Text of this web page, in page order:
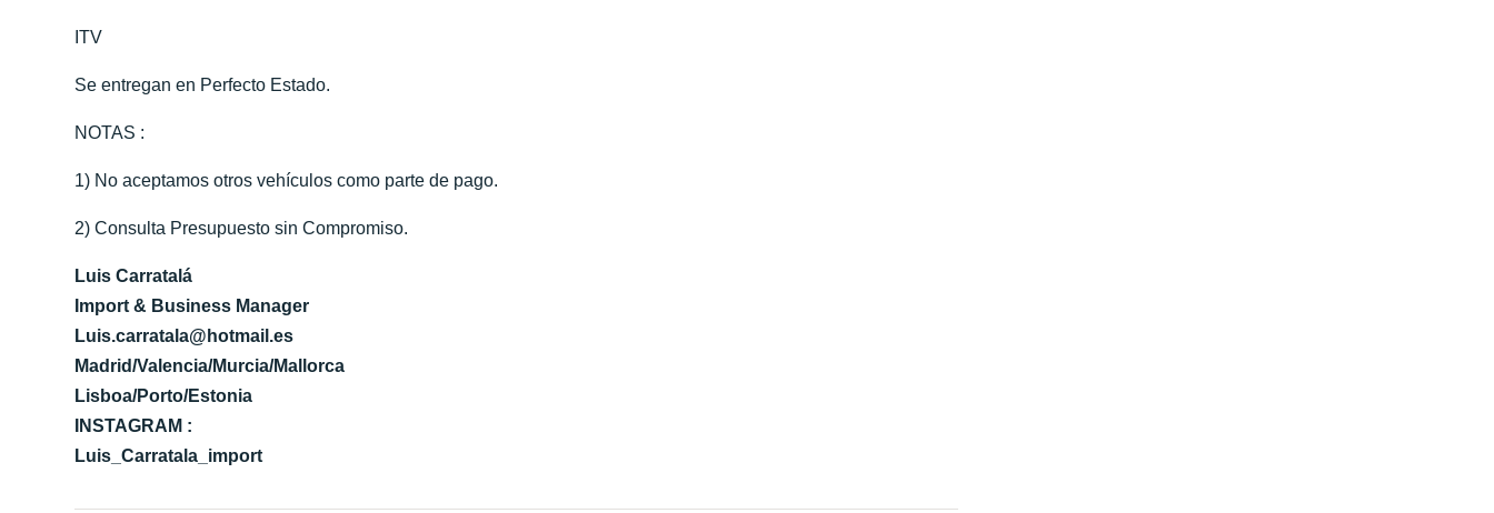
ITV
Se entregan en Perfecto Estado.
NOTAS :
1) No aceptamos otros vehículos como parte de pago.
2) Consulta Presupuesto sin Compromiso.
Luis Carratalá
Import & Business Manager
Luis.carratala@hotmail.es
Madrid/Valencia/Murcia/Mallorca
Lisboa/Porto/Estonia
INSTAGRAM :
Luis_Carratala_import